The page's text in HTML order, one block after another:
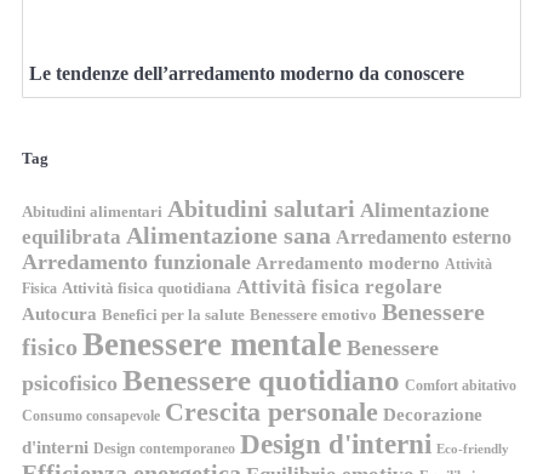
Le tendenze dell’arredamento moderno da conoscere
Tag
Abitudini alimentari Abitudini salutari Alimentazione
equilibrata Alimentazione sana Arredamento esterno
Arredamento funzionale Arredamento moderno Attività
Fisica Attività fisica quotidiana Attività fisica regolare
Autocura Benefici per la salute Benessere emotivo Benessere
fisico Benessere mentale Benessere
psicofisico Benessere quotidiano Comfort abitativo
Consumo consapevole Crescita personale Decorazione
d'interni Design contemporaneo Design d'interni Eco-friendly